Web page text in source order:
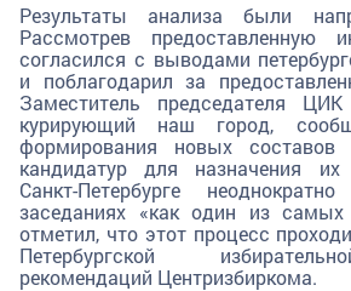
Результаты анализа были
Рассмотрев предоставленную
согласился с выводами
и поблагодарил за
Заместитель председателя ЦИК
курирующий наш город,
формирования новых
кандидатур для назначения их
Санкт-Петербурге
заседаниях «как один из
отметил, что этот процесс
Петербургской
рекомендаций Центризбиркома.